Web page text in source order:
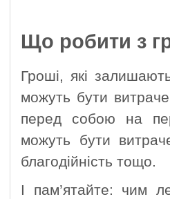
Що робити з
Гроші, які
можуть бути
перед собою на
можуть бути
благодійність тощо.
І пам’ятайте: чим